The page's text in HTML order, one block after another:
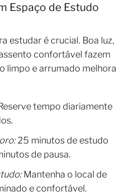
Espaço de Estudo
estudar é crucial. Boa luz,
confortável fazem
limpo e arrumado melhora
tempo diariamente
25 minutos de estudo
de pausa.
Mantenha o local de
e confortável.